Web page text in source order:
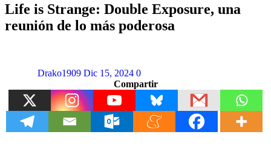
Life is Strange: Double Exposure, una
reunión de lo más poderosa
Drako1909 Dic 15, 2024 0
Compartir